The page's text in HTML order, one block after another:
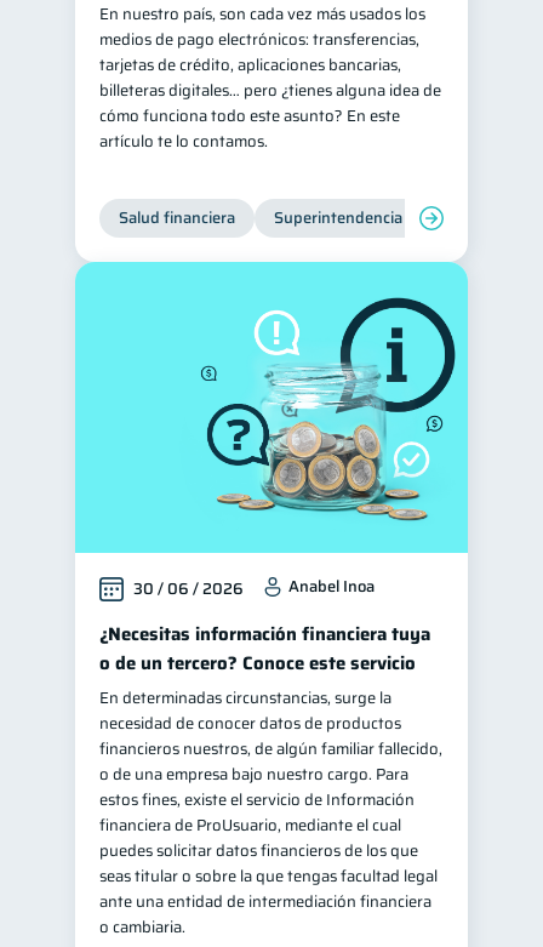
En nuestro país, son cada vez más usados los
medios de pago electrónicos: transferencias,
tarjetas de crédito, aplicaciones bancarias,
billeteras digitales… pero ¿tienes alguna idea de
cómo funciona todo este asunto? En este
artículo te lo contamos.
Salud financiera Superintendencia de Bancos
30 / 06 / 2026 Anabel Inoa
¿Necesitas información financiera tuya
o de un tercero? Conoce este servicio
En determinadas circunstancias, surge la
necesidad de conocer datos de productos
financieros nuestros, de algún familiar fallecido,
o de una empresa bajo nuestro cargo. Para
estos fines, existe el servicio de Información
financiera de ProUsuario, mediante el cual
puedes solicitar datos financieros de los que
seas titular o sobre la que tengas facultad legal
ante una entidad de intermediación financiera
o cambiaria.